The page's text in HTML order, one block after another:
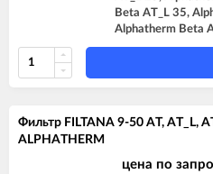
Beta AT_L 35,
Alphatherm Beta
Фильтр FILTANA 9-50 AT, AT_L,
ALPHATHERM
цена по